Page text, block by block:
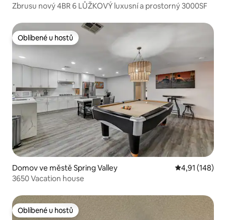
Zbrusu nový 4BR 6 LŮŽKOVÝ luxusní a prostorný 3000SF
Oblíbené u hostů
Oblíbené u hostů
Domov ve městě Spring Valley Průměrné
4,91 (148)
3650 Vacation house
Oblíbené u hostů
Oblíbené u hostů